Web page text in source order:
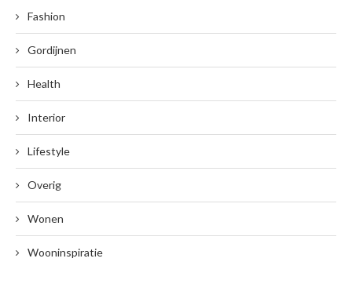
Fashion
Gordijnen
Health
Interior
Lifestyle
Overig
Wonen
Wooninspiratie